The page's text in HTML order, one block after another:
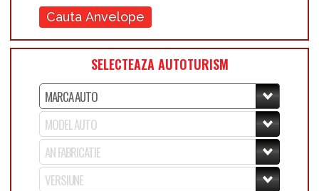
Cauta Anvelope
SELECTEAZA AUTOTURISM